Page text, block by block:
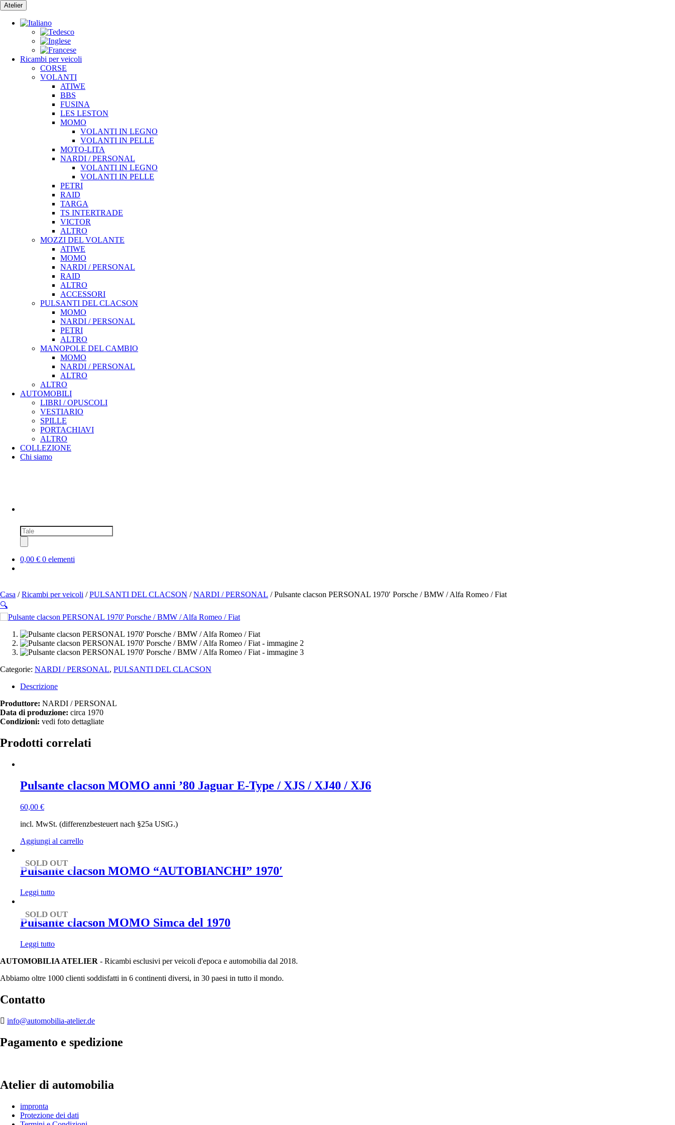
Vai
al
contenuto
Atelier
Ricambi per veicoli
CORSE
VOLANTI
ATIWE
BBS
FUSINA
LES LESTON
MOMO
VOLANTI IN LEGNO
VOLANTI IN PELLE
MOTO-LITA
NARDI / PERSONAL
VOLANTI IN LEGNO
VOLANTI IN PELLE
PETRI
RAID
TARGA
TS INTERTRADE
VICTOR
ALTRO
MOZZI DEL VOLANTE
ATIWE
MOMO
NARDI / PERSONAL
RAID
ALTRO
ACCESSORI
PULSANTI DEL CLACSON
MOMO
NARDI / PERSONAL
PETRI
ALTRO
MANOPOLE DEL CAMBIO
MOMO
NARDI / PERSONAL
ALTRO
ALTRO
AUTOMOBILI
LIBRI / OPUSCOLI
VESTIARIO
SPILLE
PORTACHIAVI
ALTRO
COLLEZIONE
Chi siamo
Ricerca
prodotti
0,00 € 0 elementi
Casa /Ricambi per veicoli /PULSANTI DEL CLACSON /NARDI / PERSONAL / Pulsante clacson PERSONAL 1970′ Porsche / BMW / Alfa Romeo / Fiat
🔍
SOLD OUT
Categorie: NARDI / PERSONAL, PULSANTI DEL CLACSON
Descrizione
Produttore: NARDI / PERSONAL
Data di produzione: circa 1970
Condizioni: vedi foto dettagliate
Prodotti correlati
Pulsante clacson MOMO anni ’80 Jaguar E-Type / XJS / XJ40 / XJ6
60,00 €
incl. MwSt. (differenzbesteuert nach §25a UStG.)
Aggiungi al carrello
SOLD OUT
Pulsante clacson MOMO “AUTOBIANCHI” 1970′
Leggi tutto
SOLD OUT
Pulsante clacson MOMO Simca del 1970
Leggi tutto
AUTOMOBILIA ATELIER - Ricambi esclusivi per veicoli d'epoca e automobilia dal 2018.
Abbiamo oltre 1000 clienti soddisfatti in 6 continenti diversi, in 30 paesi in tutto il mondo.
Contatto
info@automobilia-atelier.de
Pagamento e spedizione
Atelier di automobilia
impronta
Protezione dei dati